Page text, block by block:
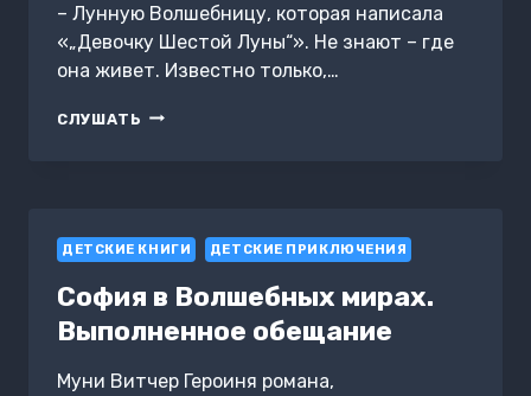
– Лунную Волшебницу, которая написала
«„Девочку Шестой Луны“». Не знают – где
она живет. Известно только,…
СЛУШАТЬ НИНА
ДЕТСКИЕ КНИГИ ДЕТСКИЕ ПРИКЛЮЧЕНИЯ
София в Волшебных мирах.
Выполненное обещание
Муни Витчер Героиня романа,